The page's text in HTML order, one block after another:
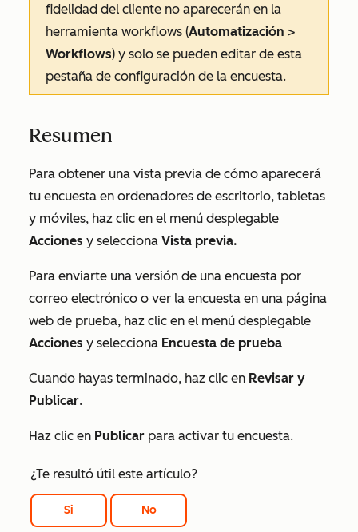
fidelidad del cliente no aparecerán en la
herramienta workflows (Automatización >
Workflows) y solo se pueden editar de esta
pestaña de configuración de la encuesta.
Resumen
Para obtener una vista previa de cómo aparecerá
tu encuesta en ordenadores de escritorio, tabletas
y móviles, haz clic en el menú desplegable
Acciones y selecciona Vista previa.
Para enviarte una versión de una encuesta por
correo electrónico o ver la encuesta en una página
web de prueba, haz clic en el menú desplegable
Acciones y selecciona Encuesta de prueba
Cuando hayas terminado, haz clic en Revisar y
Publicar.
Haz clic en Publicar para activar tu encuesta.
¿Te resultó útil este artículo?
Si No